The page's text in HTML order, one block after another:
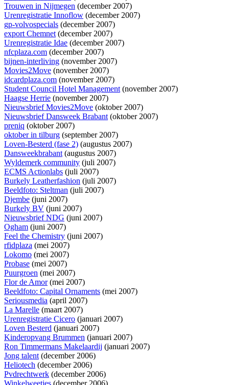
Trouwen in Nijmegen (december 2007)
Urenregistratie Innoflow (december 2007)
gp-volvospecials (december 2007)
export Chemnet(december 2007)
Urenregistratie Idae (december 2007)
nfcplaza.com (december 2007)
bijnen-interliving (november 2007)
Movies2Move (november 2007)
idcardplaza.com (november 2007)
Student Council Hotel Management(november 2007)
Haagse Herrie (november 2007)
Nieuwsbrief Movies2Move (oktober 2007)
Nieuwsbrief Dansweek Brabant(oktober 2007)
preniq (oktober 2007)
oktober in tilburg (september 2007)
Loven-Besterd (fase 2) (augustus 2007)
Dansweekbrabant(augustus 2007)
Wyldemerk community (juli 2007)
ECMS Actionlabs (juli 2007)
Burkely Leatherfashion (juli 2007)
Beeldfoto: Steltman (juli 2007)
Djembe (juni 2007)
Burkely BV (juni 2007)
Nieuwsbrief NDG (juni 2007)
Ogham (juni 2007)
Feel the Chemistry (juni 2007)
rfidplaza (mei 2007)
Lokomo (mei 2007)
Probase (mei 2007)
Puurgroen (mei 2007)
Flor de Amor(mei 2007)
Beeldfoto: Capital Ornaments (mei 2007)
Seriousmedia (april 2007)
La Marelle (maart 2007)
Urenregistratie Cicero (januari 2007)
Loven Besterd (januari 2007)
Kinderopvang Brummen (januari 2007)
Ron Timmermans Makelaardij (januari 2007)
Jong talent(december 2006)
Heliotech (december 2006)
Pvdrechtwerk (december 2006)